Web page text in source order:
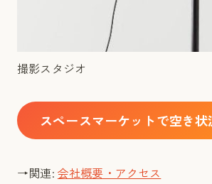
撮影スタジオ
スペースマーケットで空き状
→関連: 会社概要・アクセス